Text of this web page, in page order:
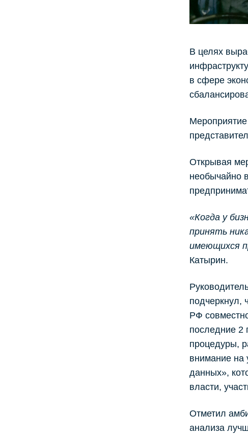
В целях
в сфере
Открывая
необычайно
«Когда у
принять
имеющихся
Катырин.
подчеркнул,
РФ
последние 2
процедуры,
внимание на
данных»,
власти,
Отметил
анализа